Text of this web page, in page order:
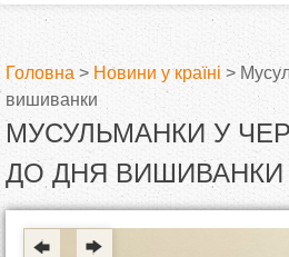
В
и
є
Головна > Новини у країні >
вишиванки
МУСУЛЬМАНКИ У
ДО ДНЯ ВИШИВАНКИ